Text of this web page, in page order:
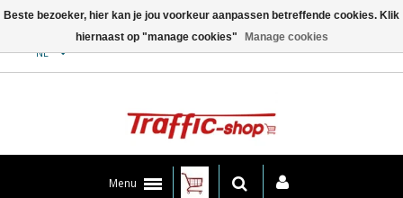
NL
Menu
Beste bezoeker, hier kan je jou voorkeur aanpassen betreffende cookies. Klik
hiernaast op "manage cookies"
Manage cookies